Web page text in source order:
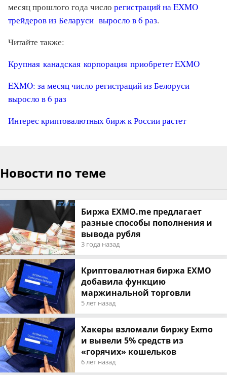
месяц прошлого года число регистраций на EXMO
трейдеров из Беларуси выросло в 6 раз.
Читайте также:
Крупная канадская корпорация приобретет EXMO
EXMO: за месяц число регистраций из Белоруси
выросло в 6 раз
Интерес криптовалютных бирж к России растет
Новости по теме
Биржа EXMO.me предлагает
разные способы пополнения и
вывода рубля
3 года назад
Криптовалютная биржа EXMO
добавила функцию
маржинальной торговли
5 лет назад
Хакеры взломали биржу Exmo
и вывели 5% средств из
«горячих» кошельков
6 лет назад